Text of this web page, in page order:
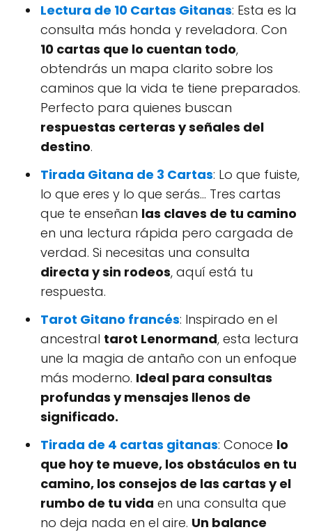
Lectura de 10 Cartas Gitanas: Esta es la
consulta más honda y reveladora. Con
10 cartas que lo cuentan todo,
obtendrás un mapa clarito sobre los
caminos que la vida te tiene preparados.
Perfecto para quienes buscan
respuestas certeras y señales del
destino.
Tirada Gitana de 3 Cartas: Lo que fuiste,
lo que eres y lo que serás… Tres cartas
que te enseñan las claves de tu camino
en una lectura rápida pero cargada de
verdad. Si necesitas una consulta
directa y sin rodeos, aquí está tu
respuesta.
Tarot Gitano francés: Inspirado en el
ancestral tarot Lenormand, esta lectura
une la magia de antaño con un enfoque
más moderno. Ideal para consultas
profundas y mensajes llenos de
significado.
Tirada de 4 cartas gitanas: Conoce lo
que hoy te mueve, los obstáculos en tu
camino, los consejos de las cartas y el
rumbo de tu vida en una consulta que
no deja nada en el aire. Un balance